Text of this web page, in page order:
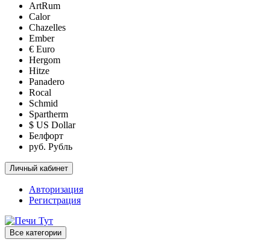
ArtRum
Calor
Chazelles
Ember
€ Euro
Hergom
Hitze
Panadero
Rocal
Schmid
Spartherm
$ US Dollar
Белфорт
руб. Рубль
Личный кабинет
Авторизация
Регистрация
Все категории